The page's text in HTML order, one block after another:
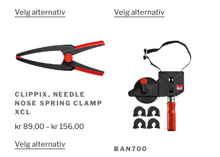
kr 676,00
kr 1
Velg alternativDette
flere
varianter.
Alternativene
velges
på
Velg alternativDette
flere
varianter.
Alternativene
kan
velges
på
produktsiden
CLIPPIX, NEEDLE
NOSE SPRING CLAMP
XCL
kr 89,00 – kr156,00Price
Velg alternativDette
BAN700